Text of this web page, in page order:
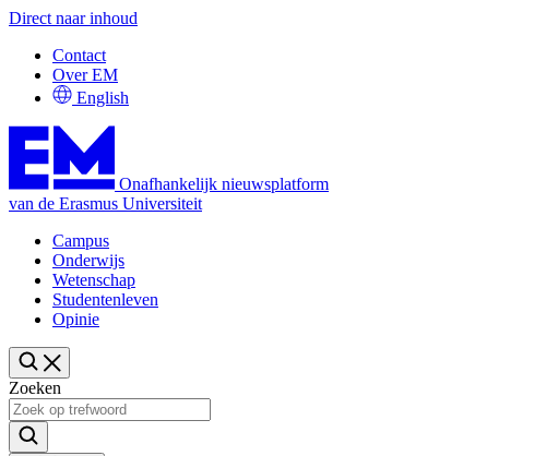
Direct naar inhoud
Contact
Over EM
English
Onafhankelijk nieuwsplatform
van de Erasmus Universiteit
Campus
Onderwijs
Wetenschap
Studentenleven
Opinie
Zoeken